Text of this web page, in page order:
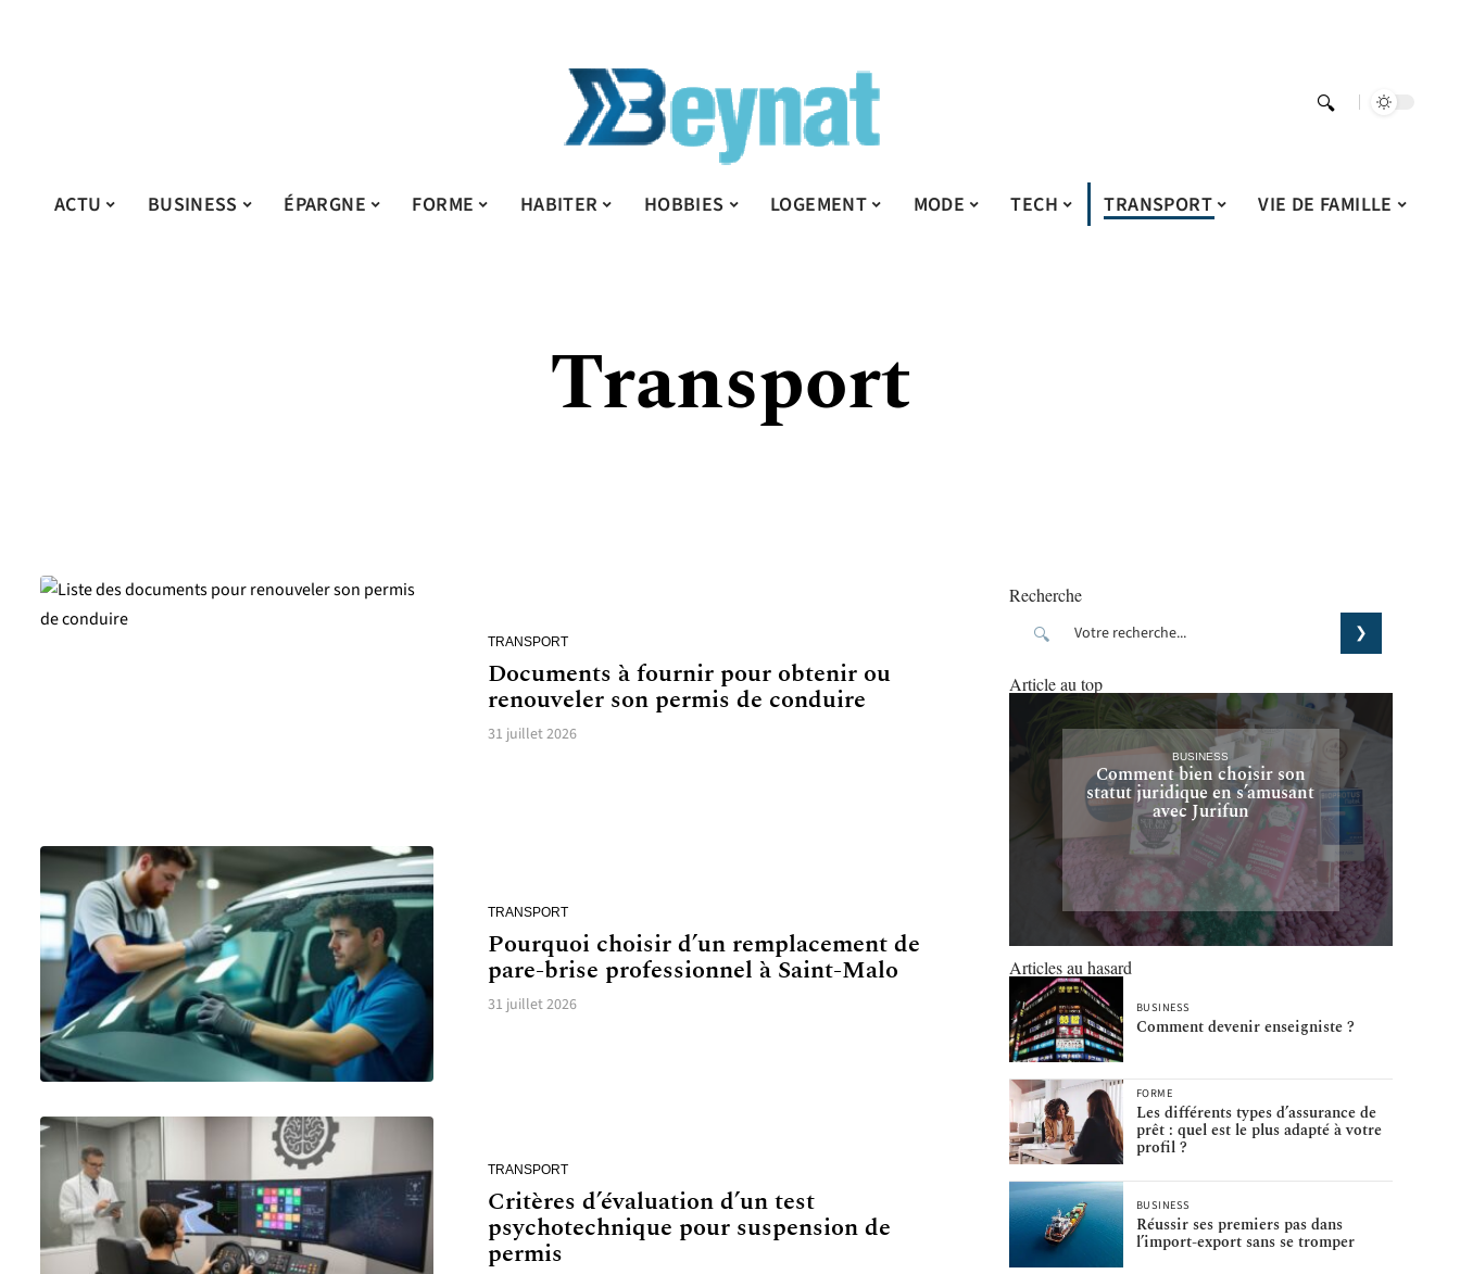
ACTU BUSINESS ÉPARGNE FORME HABITER HOBBIES LOGEMENT MODE TECH TRANSPORT VIE DE FAMILLE
Transport
TRANSPORT
Documents à fournir pour obtenir ou
renouveler son permis de conduire
31 juillet 2026
TRANSPORT
Pourquoi choisir d’un remplacement de
pare-brise professionnel à Saint-Malo
31 juillet 2026
TRANSPORT
Critères d’évaluation d’un test
psychotechnique pour suspension de
permis
Recherche
Article au top
BUSINESS
Comment bien choisir son
statut juridique en s’amusant
avec Jurifun
Articles au hasard
BUSINESS
Comment devenir enseigniste ?
FORME
Les différents types d’assurance de
prêt : quel est le plus adapté à votre
profil ?
BUSINESS
Réussir ses premiers pas dans
l’import-export sans se tromper